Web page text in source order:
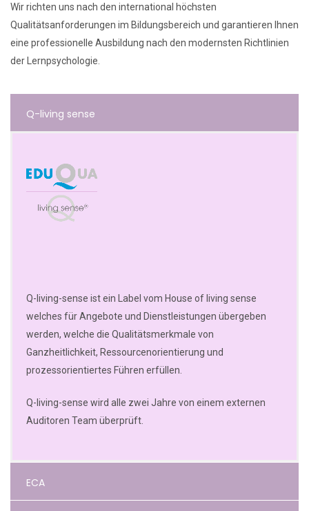
Wir richten uns nach den international höchsten
Qualitätsanforderungen im Bildungsbereich und garantieren Ihnen
eine professionelle Ausbildung nach den modernsten Richtlinien
der Lernpsychologie.
Q-living sense
Q-living-sense ist ein Label vom House of living sense
welches für Angebote und Dienstleistungen übergeben
werden, welche die Qualitätsmerkmale von
Ganzheitlichkeit, Ressourcenorientierung und
prozessorientiertes Führen erfüllen.
Q-living-sense wird alle zwei Jahre von einem externen
Auditoren Team überprüft.
ECA